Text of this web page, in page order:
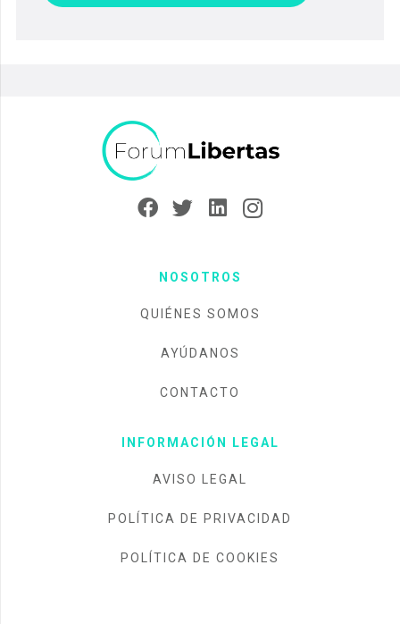
NOSOTROS
QUIÉNES SOMOS
AYÚDANOS
CONTACTO
INFORMACIÓN LEGAL
AVISO LEGAL
POLÍTICA DE PRIVACIDAD
POLÍTICA DE COOKIES